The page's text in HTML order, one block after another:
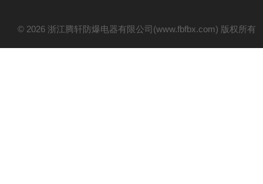
© 2026 浙江腾轩防爆电器有限公司(www.fbfbx.com) 版权所